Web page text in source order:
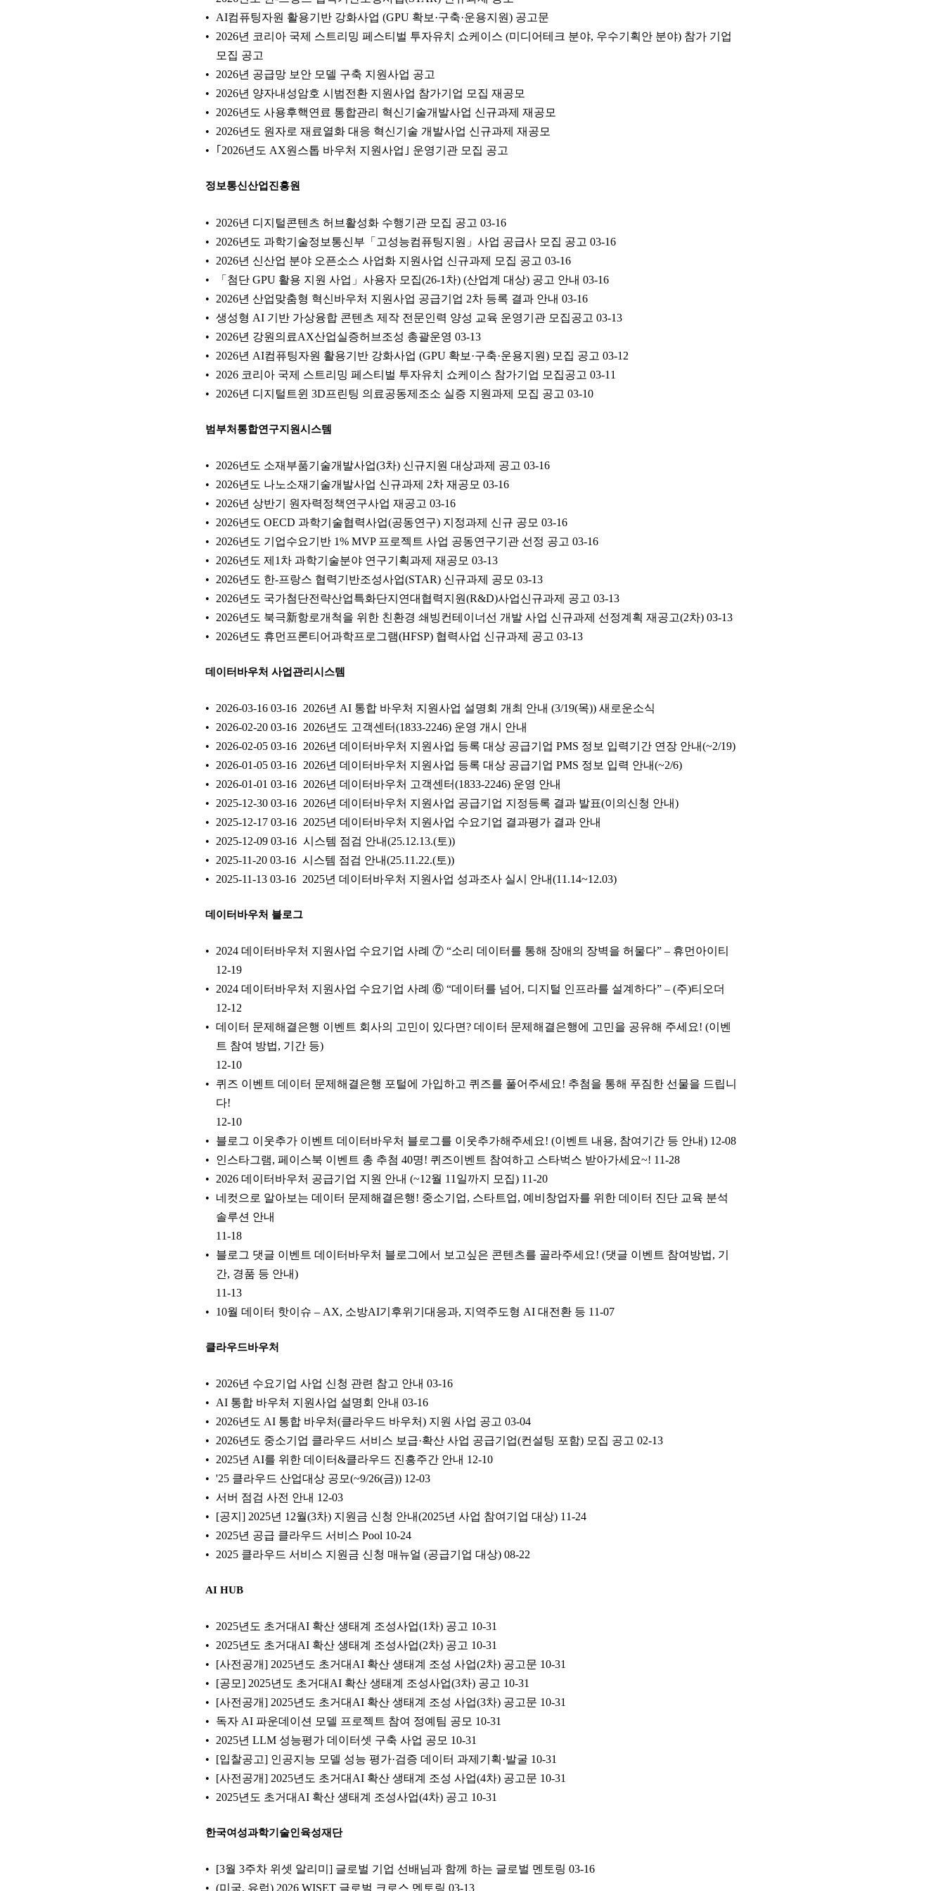
AI컴퓨팅자원 활용기반 강화사업 (GPU 확보·구축·운용지원) 공고문
2026년 코리아 국제 스트리밍 페스티벌 투자유치 쇼케이스 (미디어테크 분야, 우수기획안 분야) 참가 기업
모집 공고
2026년 공급망 보안 모델 구축 지원사업 공고
2026년 양자내성암호 시범전환 지원사업 참가기업 모집 재공모
2026년도 사용후핵연료 통합관리 혁신기술개발사업 신규과제 재공모
2026년도 원자로 재료열화 대응 혁신기술 개발사업 신규과제 재공모
｢2026년도 AX원스톱 바우처 지원사업｣ 운영기관 모집 공고
정보통신산업진흥원
2026년 디지털콘텐츠 허브활성화 수행기관 모집 공고 03-16
2026년도 과학기술정보통신부「고성능컴퓨팅지원」사업 공급사 모집 공고 03-16
2026년 신산업 분야 오픈소스 사업화 지원사업 신규과제 모집 공고 03-16
「첨단 GPU 활용 지원 사업」사용자 모집(26-1차) (산업계 대상) 공고 안내 03-16
2026년 산업맞춤형 혁신바우처 지원사업 공급기업 2차 등록 결과 안내 03-16
생성형 AI 기반 가상융합 콘텐츠 제작 전문인력 양성 교육 운영기관 모집공고 03-13
2026년 강원의료AX산업실증허브조성 총괄운영 03-13
2026년 AI컴퓨팅자원 활용기반 강화사업 (GPU 확보·구축·운용지원) 모집 공고 03-12
2026 코리아 국제 스트리밍 페스티벌 투자유치 쇼케이스 참가기업 모집공고 03-11
2026년 디지털트윈 3D프린팅 의료공동제조소 실증 지원과제 모집 공고 03-10
범부처통합연구지원시스템
2026년도 소재부품기술개발사업(3차) 신규지원 대상과제 공고 03-16
2026년도 나노소재기술개발사업 신규과제 2차 재공모 03-16
2026년 상반기 원자력정책연구사업 재공고 03-16
2026년도 OECD 과학기술협력사업(공동연구) 지정과제 신규 공모 03-16
2026년도 기업수요기반 1% MVP 프로젝트 사업 공동연구기관 선정 공고 03-16
2026년도 제1차 과학기술분야 연구기획과제 재공모 03-13
2026년도 한-프랑스 협력기반조성사업(STAR) 신규과제 공모 03-13
2026년도 국가첨단전략산업특화단지연대협력지원(R&D)사업신규과제 공고 03-13
2026년도 북극新항로개척을 위한 친환경 쇄빙컨테이너선 개발 사업 신규과제 선정계획 재공고(2차) 03-13
2026년도 휴먼프론티어과학프로그램(HFSP) 협력사업 신규과제 공고 03-13
데이터바우처 사업관리시스템
2026-03-16 03-16 2026년 AI 통합 바우처 지원사업 설명회 개최 안내 (3/19(목)) 새로운소식
2026-02-20 03-16 2026년도 고객센터(1833-2246) 운영 개시 안내
2026-02-05 03-16 2026년 데이터바우처 지원사업 등록 대상 공급기업 PMS 정보 입력기간 연장 안내(~2/19)
2026-01-05 03-16 2026년 데이터바우처 지원사업 등록 대상 공급기업 PMS 정보 입력 안내(~2/6)
2026-01-01 03-16 2026년 데이터바우처 고객센터(1833-2246) 운영 안내
2025-12-30 03-16 2026년 데이터바우처 지원사업 공급기업 지정등록 결과 발표(이의신청 안내)
2025-12-17 03-16 2025년 데이터바우처 지원사업 수요기업 결과평가 결과 안내
2025-12-09 03-16 시스템 점검 안내(25.12.13.(토))
2025-11-20 03-16 시스템 점검 안내(25.11.22.(토))
2025-11-13 03-16 2025년 데이터바우처 지원사업 성과조사 실시 안내(11.14~12.03)
데이터바우처 블로그
2024 데이터바우처 지원사업 수요기업 사례 ⑦ “소리 데이터를 통해 장애의 장벽을 허물다” – 휴먼아이티
12-19
2024 데이터바우처 지원사업 수요기업 사례 ⑥ “데이터를 넘어, 디지털 인프라를 설계하다” – (주)티오더
12-12
데이터 문제해결은행 이벤트 회사의 고민이 있다면? 데이터 문제해결은행에 고민을 공유해 주세요! (이벤
트 참여 방법, 기간 등)
12-10
퀴즈 이벤트 데이터 문제해결은행 포털에 가입하고 퀴즈를 풀어주세요! 추첨을 통해 푸짐한 선물을 드립니
다!
12-10
블로그 이웃추가 이벤트 데이터바우처 블로그를 이웃추가해주세요! (이벤트 내용, 참여기간 등 안내) 12-08
인스타그램, 페이스북 이벤트 총 추첨 40명! 퀴즈이벤트 참여하고 스타벅스 받아가세요~! 11-28
2026 데이터바우처 공급기업 지원 안내 (~12월 11일까지 모집) 11-20
네컷으로 알아보는 데이터 문제해결은행! 중소기업, 스타트업, 예비창업자를 위한 데이터 진단 교육 분석
솔루션 안내
11-18
블로그 댓글 이벤트 데이터바우처 블로그에서 보고싶은 콘텐츠를 골라주세요! (댓글 이벤트 참여방법, 기
간, 경품 등 안내)
11-13
10월 데이터 핫이슈 – AX, 소방AI기후위기대응과, 지역주도형 AI 대전환 등 11-07
클라우드바우처
2026년 수요기업 사업 신청 관련 참고 안내 03-16
AI 통합 바우처 지원사업 설명회 안내 03-16
2026년도 AI 통합 바우처(클라우드 바우처) 지원 사업 공고 03-04
2026년도 중소기업 클라우드 서비스 보급·확산 사업 공급기업(컨설팅 포함) 모집 공고 02-13
2025년 AI를 위한 데이터&클라우드 진흥주간 안내 12-10
'25 클라우드 산업대상 공모(~9/26(금)) 12-03
서버 점검 사전 안내 12-03
[공지] 2025년 12월(3차) 지원금 신청 안내(2025년 사업 참여기업 대상) 11-24
2025년 공급 클라우드 서비스 Pool 10-24
2025 클라우드 서비스 지원금 신청 매뉴얼 (공급기업 대상) 08-22
AI HUB
2025년도 초거대AI 확산 생태계 조성사업(1차) 공고 10-31
2025년도 초거대AI 확산 생태계 조성사업(2차) 공고 10-31
[사전공개] 2025년도 초거대AI 확산 생태계 조성 사업(2차) 공고문 10-31
[공모] 2025년도 초거대AI 확산 생태계 조성사업(3차) 공고 10-31
[사전공개] 2025년도 초거대AI 확산 생태계 조성 사업(3차) 공고문 10-31
독자 AI 파운데이션 모델 프로젝트 참여 정예팀 공모 10-31
2025년 LLM 성능평가 데이터셋 구축 사업 공모 10-31
[입찰공고] 인공지능 모델 성능 평가·검증 데이터 과제기획·발굴 10-31
[사전공개] 2025년도 초거대AI 확산 생태계 조성 사업(4차) 공고문 10-31
2025년도 초거대AI 확산 생태계 조성사업(4차) 공고 10-31
한국여성과학기술인육성재단
[3월 3주차 위셋 알리미] 글로벌 기업 선배님과 함께 하는 글로벌 멘토링 03-16
(미국, 유럽) 2026 WISET 글로벌 크로스 멘토링 03-13